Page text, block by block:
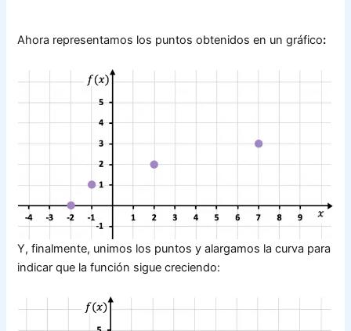
Ahora representamos los puntos obtenidos en un gráfico:
Y, finalmente, unimos los puntos y alargamos la curva para
indicar que la función sigue creciendo: